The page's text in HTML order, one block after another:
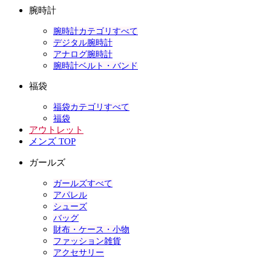
腕時計
腕時計カテゴリすべて
デジタル腕時計
アナログ腕時計
腕時計ベルト・バンド
福袋
福袋カテゴリすべて
福袋
アウトレット
メンズ TOP
ガールズ
ガールズすべて
アパレル
シューズ
バッグ
財布・ケース・小物
ファッション雑貨
アクセサリー